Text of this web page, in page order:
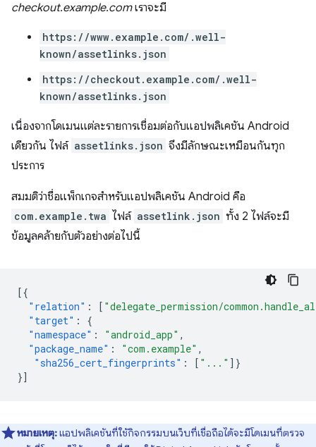
checkout.example.comเราจะมี
https://www.example.com/.well-
known/assetlinks.json
https://checkout.example.com/.well-
known/assetlinks.json
เนื่องจากโดเมนแต่ละรายการเชื่อมต่อกับแอปพลิเคชัน Android
เดียวกัน ไฟล์ assetlinks.json จึงมีลักษณะเหมือนกันทุก
ประการ
สมมติว่าชื่อแพ็กเกจสำหรับแอปพลิเคชัน Android คือ
com.example.twa ไฟล์ assetlink.json ทั้ง 2 ไฟล์จะมี
ข้อมูลคล้ายกับตัวอย่างต่อไปนี้
[{
"relation" : [ "delegate_permission/
"target" :
{
"namespace" : "android_app" ,
"package_name" : "com.example" ,
"sha256_cert_fingerprints" : [ "..." ]}
}]
หมายเหตุ:แอปพลิเคชันที่ใช้กิจกรรมบนเว็บที่เชื่อถือได้จะมีโดเมนที่ตรวจ